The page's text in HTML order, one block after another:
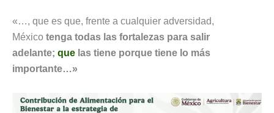
«…, que es que, frente a cualquier adversidad,
México tenga todas las fortalezas para salir
adelante; que las tiene porque tiene lo más
importante…»